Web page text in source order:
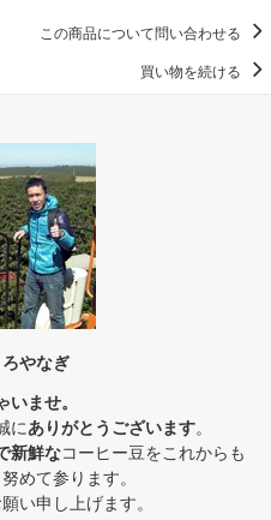
この商品について問い合わせる
買い物を続ける
やなぎ
いませ。
にありがとうございます。
新鮮なコーヒー豆をこれからも
めて参ります。
い申し上げます。